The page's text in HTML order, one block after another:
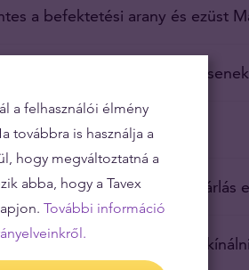
a befektetési arany és ezüst
termékeket, amelyek
viszonteladóknak
a nagyobb vásárlás
Tavex ilyen alacsony árakat
a felhasználói élmény
továbbra is használja a
hogy megváltoztatná a
abba, hogy a Tavex
További információ